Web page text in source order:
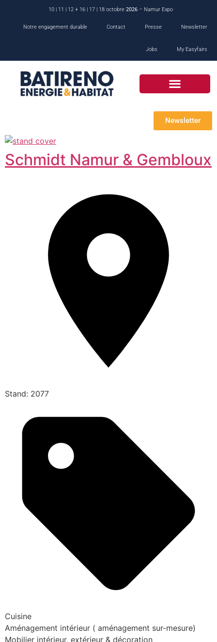
10 | 11 | 12 + 16 | 17 | 18 octobre 2026– Namur Expo
Notre engagement durable Contact Presse Newsletter
Jobs My Easyfairs
Newsletter
Schmidt Namur & Gembloux
Stand: 2077
Cuisine
Aménagement intérieur ( aménagement sur-mesure)
Mobilier intérieur, extérieur & décoration